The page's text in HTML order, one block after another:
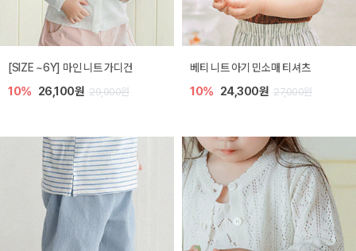
[SIZE ~6Y] 마인 니트 가디건
10% 26,100원 29,000원
베티 니트 아기 민소매 티셔츠
10% 24,300원 27,000원